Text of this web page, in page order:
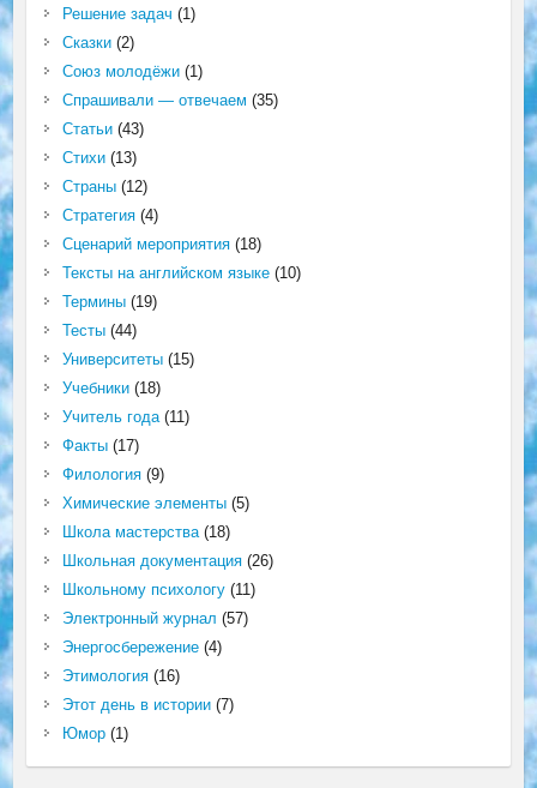
Решение задач (1)
Сказки(2)
Союз молодёжи(1)
Спрашивали — отвечаем (35)
Статьи(43)
Стихи(13)
Страны(12)
Стратегия(4)
Сценарий мероприятия(18)
Тексты на английском языке(10)
Термины(19)
Тесты(44)
Университеты(15)
Учебники(18)
Учитель года(11)
Факты(17)
Филология(9)
Химические элементы(5)
Школа мастерства(18)
Школьная документация(26)
Школьному психологу(11)
Электронный журнал (57)
Энергосбережение(4)
Этимология(16)
Этот день в истории(7)
Юмор(1)